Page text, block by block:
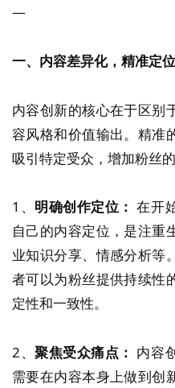
—
一、内容差异化，精准定
内容创新的核心在于区别
容风格和价值输出。精准
吸引特定受众，增加粉丝的
1、 明确创作定位： 在开
自己的内容定位，是注重
业知识分享、情感分析等
者可以为粉丝提供持续性
定性和一致性。
2、聚焦受众痛点： 内容
需要在内容本身上做到创